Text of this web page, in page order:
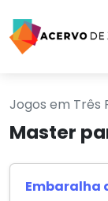
Jogos em Três
Master
Embaralha